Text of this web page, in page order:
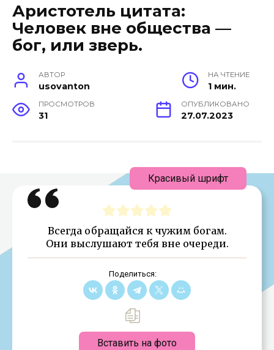
Аристотель цитата:
Человек вне общества —
бог, или зверь.
АВТОР
usovanton
НА ЧТЕНИЕ
1 мин.
ПРОСМОТРОВ
31
ОПУБЛИКОВАНО
27.07.2023
Всегда обращайся к чужим богам.
Они выслушают тебя вне очереди.
Поделиться:
Вставить на фото
Красивый шрифт